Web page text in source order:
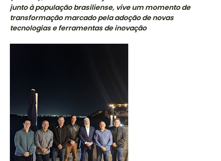
junto à população brasiliense, vive um momento de
transformação marcado pela adoção de novas
tecnologias e ferramentas de inovação